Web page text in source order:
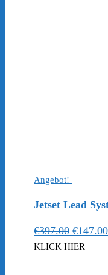
Angebot!
Jetset Lead
€397.00
Preis
€147.00
KLICK HIER